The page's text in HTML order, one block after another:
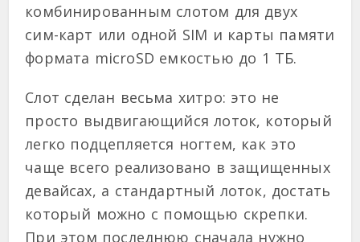
комбинированным слотом для двух
сим-карт или одной SIM и карты памяти
формата microSD емкостью до 1 ТБ.
Слот сделан весьма хитро: это не
просто выдвигающийся лоток, который
легко подцепляется ногтем, как это
чаще всего реализовано в защищенных
девайсах, а стандартный лоток, достать
который можно с помощью скрепки.
При этом последнюю сначала нужно